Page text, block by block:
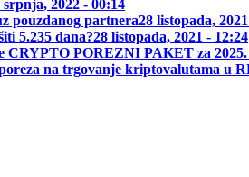
srpnja, 2022 - 00:14
pouzdanog partnera28 listopada,
5.235 dana?28 listopada, 2021 - 12:24
CRYPTO POREZNI PAKET za
na trgovanje kriptovalutama u